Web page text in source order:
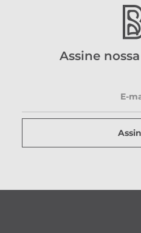
Assine